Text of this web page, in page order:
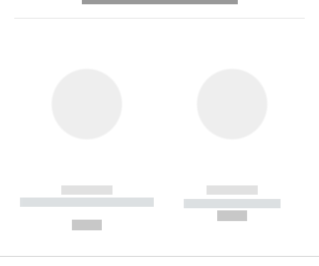
------------
----------- ----------- --------
------------
----------- -----------